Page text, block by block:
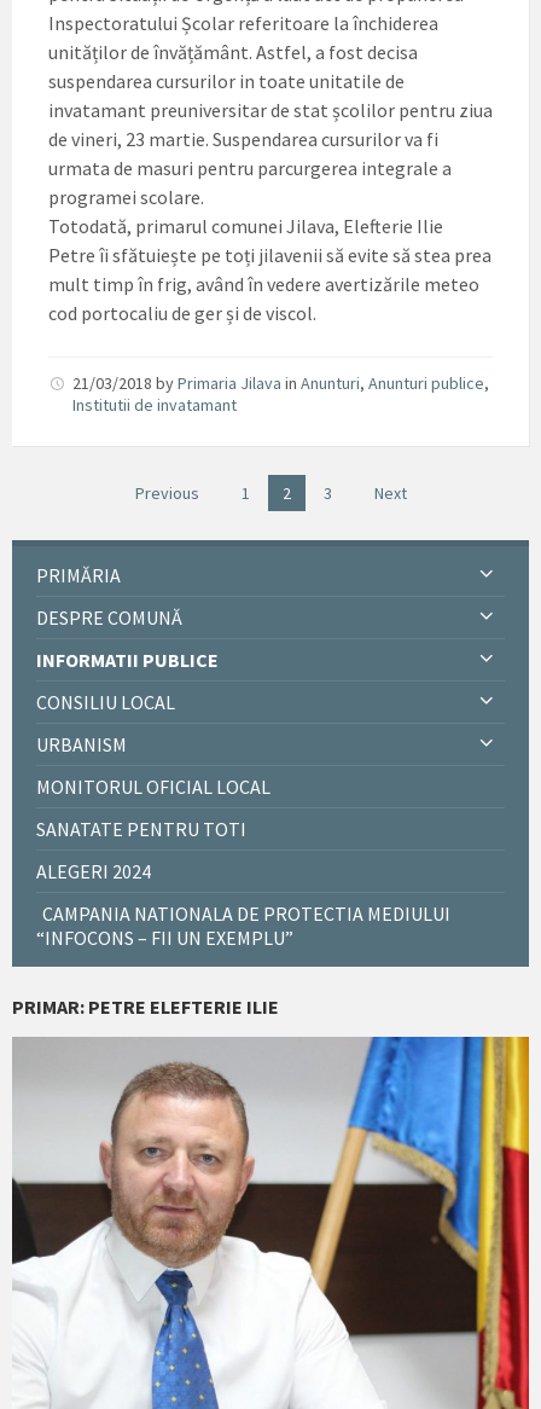
Inspectoratului Școlar referitoare la închiderea
unităților de învățământ. Astfel, a fost decisa
suspendarea cursurilor in toate unitatile de
invatamant preuniversitar de stat școlilor pentru ziua
de vineri, 23 martie. Suspendarea cursurilor va fi
urmata de masuri pentru parcurgerea integrale a
programei scolare.
Totodată, primarul comunei Jilava, Elefterie Ilie
Petre îi sfătuiește pe toți jilavenii să evite să stea prea
mult timp în frig, având în vedere avertizările meteo
cod portocaliu de ger și de viscol.
21/03/2018 byPrimaria Jilava in Anunturi, Anunturi publice,
Institutii de invatamant
Previous 1 2 3 Next
PRIMĂRIA
DESPRE COMUNĂ
INFORMATII PUBLICE
CONSILIU LOCAL
URBANISM
MONITORUL OFICIAL LOCAL
SANATATE PENTRU TOTI
ALEGERI 2024
CAMPANIA NATIONALA DE PROTECTIA MEDIULUI
“INFOCONS – FII UN EXEMPLU”
PRIMAR: PETRE ELEFTERIE ILIE